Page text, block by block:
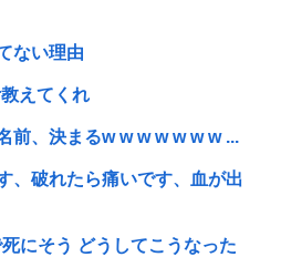
ない理由
えてくれ
前、決まるw w w w w w w ...
、破れたら痛いです、血が出
にそう どうしてこうなった